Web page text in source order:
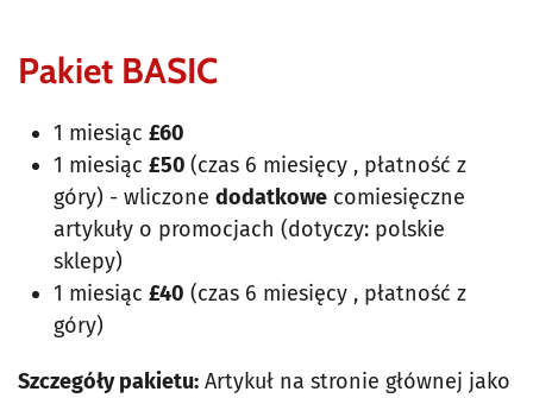
Pakiet BASIC
1 miesiąc £60
1 miesiąc £50 (czas 6 miesięcy , płatność z
góry) - wliczone dodatkowe comiesięczne
artykuły o promocjach (dotyczy: polskie
sklepy)
1 miesiąc £40 (czas 6 miesięcy , płatność z
góry)
Szczegóły pakietu: Artykuł na stronie głównej jako